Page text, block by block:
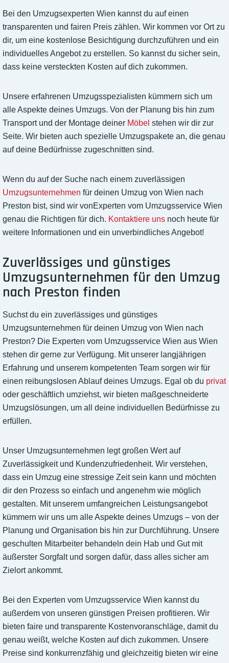
Bei den Umzugsexperten Wien kannst du auf einen
transparenten und fairen Preis zählen. Wir kommen vor Ort zu
dir, um eine kostenlose Besichtigung durchzuführen und ein
individuelles Angebot zu erstellen. So kannst du sicher sein,
dass keine versteckten Kosten auf dich zukommen.
Unsere erfahrenen Umzugsspezialisten kümmern sich um
alle Aspekte deines Umzugs. Von der Planung bis hin zum
Transport und der Montage deiner Möbel stehen wir dir zur
Seite. Wir bieten auch spezielle Umzugspakete an, die genau
auf deine Bedürfnisse zugeschnitten sind.
Wenn du auf der Suche nach einem zuverlässigen
Umzugsunternehmen für deinen Umzug von Wien nach
Preston bist, sind wir vonExperten vom Umzugsservice Wien
genau die Richtigen für dich. Kontaktiere uns noch heute für
weitere Informationen und ein unverbindliches Angebot!
Zuverlässiges und günstiges
Umzugsunternehmen für den Umzug
nach Preston finden
Suchst du ein zuverlässiges und günstiges
Umzugsunternehmen für deinen Umzug von Wien nach
Preston? Die Experten vom Umzugsservice Wien aus Wien
stehen dir gerne zur Verfügung. Mit unserer langjährigen
Erfahrung und unserem kompetenten Team sorgen wir für
einen reibungslosen Ablauf deines Umzugs. Egal ob du privat
oder geschäftlich umziehst, wir bieten maßgeschneiderte
Umzugslösungen, um all deine individuellen Bedürfnisse zu
erfüllen.
Unser Umzugsunternehmen legt großen Wert auf
Zuverlässigkeit und Kundenzufriedenheit. Wir verstehen,
dass ein Umzug eine stressige Zeit sein kann und möchten
dir den Prozess so einfach und angenehm wie möglich
gestalten. Mit unserem umfangreichen Leistungsangebot
kümmern wir uns um alle Aspekte deines Umzugs – von der
Planung und Organisation bis hin zur Durchführung. Unsere
geschulten Mitarbeiter behandeln dein Hab und Gut mit
äußerster Sorgfalt und sorgen dafür, dass alles sicher am
Zielort ankommt.
Bei den Experten vom Umzugsservice Wien kannst du
außerdem von unseren günstigen Preisen profitieren. Wir
bieten faire und transparente Kostenvoranschläge, damit du
genau weißt, welche Kosten auf dich zukommen. Unsere
Preise sind konkurrenzfähig und gleichzeitig bieten wir eine